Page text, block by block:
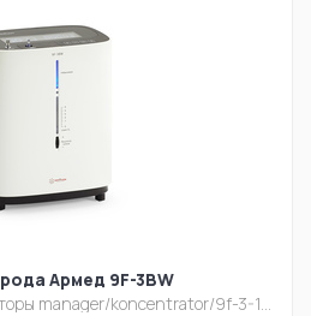
Армед 9F-3BW
manager/koncentrator/9f-3-1.jpg